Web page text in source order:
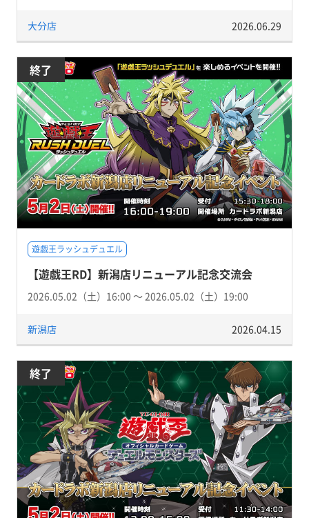
大分店 2026.06.29
終了
遊戯王ラッシュデュエル
【遊戯王RD】新潟店リニューアル記念交流会
2026.05.02（土）16:00 〜 2026.05.02（土）19:00
新潟店 2026.04.15
終了